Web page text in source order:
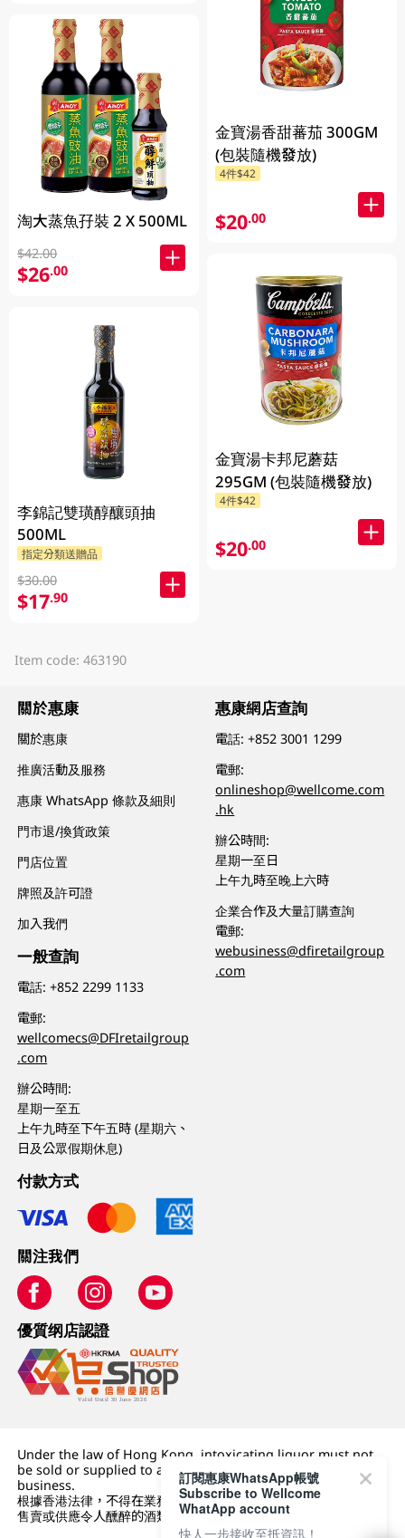
淘大蒸魚孖裝 2 X 500ML
$42.00
$26.00
李錦記雙璜醇釀頭抽
500ML
指定分類送贈品
$30.00
$17.90
金寶湯香甜蕃茄 300GM
(包裝隨機發放)
4件$42
$20.00
金寶湯卡邦尼蘑菇
295GM (包裝隨機發放)
4件$42
$20.00
Item code: 463190
關於惠康
關於惠康
推廣活動及服務
惠康 WhatsApp 條款及細則
門市退/換貨政策
門店位置
牌照及許可證
加入我們
一般查詢
電話:+852 2299 1133
電郵:
wellcomecs@DFIretailgroup
.com
辦公時間:
星期一至五
上午九時至下午五時 (星期六、
日及公眾假期休息)
惠康網店查詢
電話:+852 3001 1299
電郵:
onlineshop@wellcome.com
.hk
辦公時間:
星期一至日
上午九時至晚上六時
企業合作及大量訂購查詢
電郵:
webusiness@dfiretailgroup
.com
付款方式
關注我們
優質纲店認證
Under the law of Hong Kong, intoxicating liquor must not
be sold or supplied to a minor (under 18) in the course of
business.
根據香港法律，不得在業務過程中，向未成年人 (18 歲以下人士)
售賣或供應令人醺醉的酒類。
訂閱惠康WhatsApp帳號
Subscribe to Wellcome
WhatApp account
快人一步接收至抵資訊！